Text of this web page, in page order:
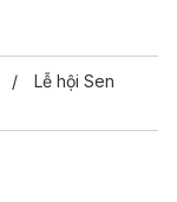
Lễ hội Sen